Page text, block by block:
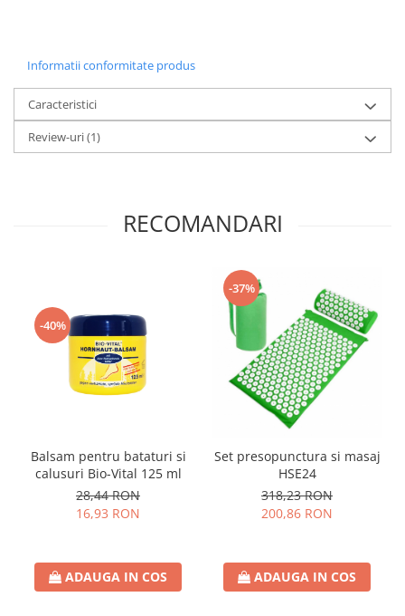
Informatii conformitate produs
Caracteristici
Review-uri(1)
RECOMANDARI
-40%
Balsam pentru bataturi si
calusuri Bio-Vital 125 ml
28,44 RON
16,93 RON
ADAUGA IN COS
-37%
Set presopunctura si masaj
HSE24
318,23 RON
200,86 RON
ADAUGA IN COS